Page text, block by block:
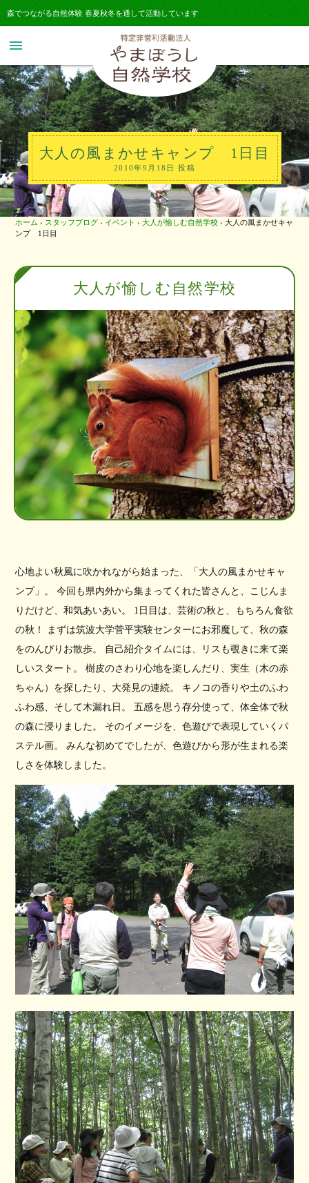
森でつながる自然体験 春夏秋冬を通して活動しています
menu
大人の風まかせキャンプ 1日目
2010年9月18日 投稿
ホーム › スタッフブログ › イベント › 大人が愉しむ自然学校 › 大人の風まかせキャ
ンプ 1日目
大人が愉しむ自然学校
心地よい秋風に吹かれながら始まった、「大人の風まかせキャ
ンプ」。 今回も県内外から集まってくれた皆さんと、こじんま
りだけど、和気あいあい。 1日目は、芸術の秋と、もちろん食欲
の秋！ まずは筑波大学菅平実験センターにお邪魔して、秋の森
をのんびりお散歩。 自己紹介タイムには、リスも覗きに来て楽
しいスタート。 樹皮のさわり心地を楽しんだり、実生（木の赤
ちゃん）を探したり、大発見の連続。 キノコの香りや土のふわ
ふわ感、そして木漏れ日。 五感を思う存分使って、体全体で秋
の森に浸りました。 そのイメージを、色遊びで表現していくパ
ステル画。 みんな初めてでしたが、色遊びから形が生まれる楽
しさを体験しました。